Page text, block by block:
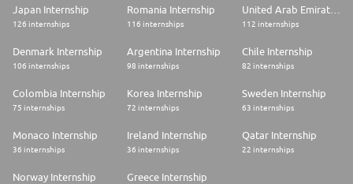
Japan Internship
126 internships
Romania Internship
116 internships
United Arab Emirates Internship
112 internships
Denmark Internship
106 internships
Argentina Internship
98 internships
Chile Internship
82 internships
Colombia Internship
75 internships
Korea Internship
72 internships
Sweden Internship
63 internships
Monaco Internship
36 internships
Ireland Internship
36 internships
Qatar Internship
22 internships
Norway Internship Greece Internship